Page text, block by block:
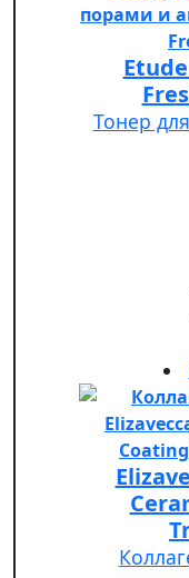
Тонер